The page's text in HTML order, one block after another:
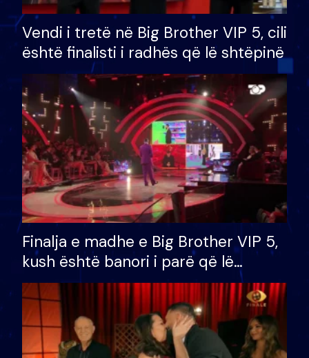
Vendi i tretë në Big Brother VIP 5, cili
është finalisti i radhës që lë shtëpinë
Finalja e madhe e Big Brother VIP 5,
kush është banori i parë që lë
shtëpinë dhe humb mundësinë për
të fituar çmimin e madh